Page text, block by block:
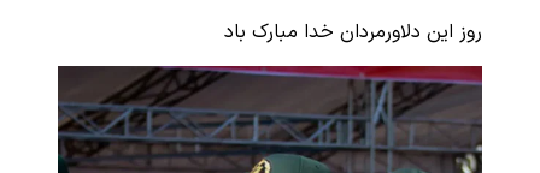
روز این دلاورمردان خدا مبارک باد